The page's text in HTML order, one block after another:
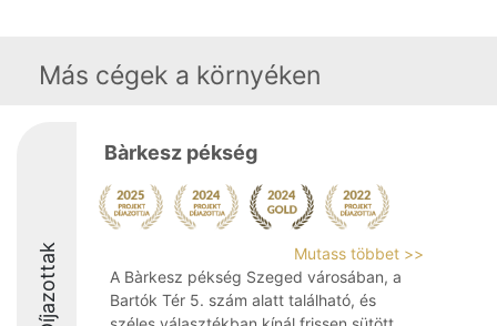
Más cégek a környéken
Díjazottak
Bàrkesz pékség
Mutass többet >>
A Bàrkesz pékség Szeged városában, a
Bartók Tér 5. szám alatt található, és